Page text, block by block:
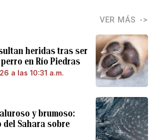
VER MÁS
heridas tras ser
en Río Piedras
a las 10:31 a.m.
y brumoso:
del Sahara sobre